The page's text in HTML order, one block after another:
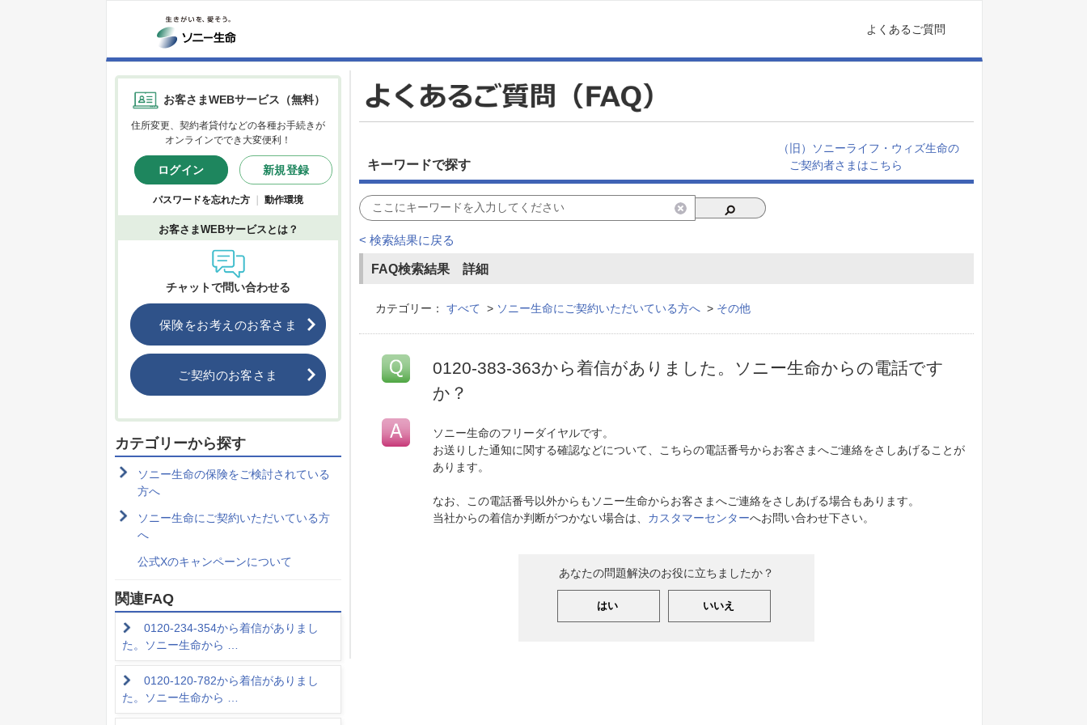
よくあるご質問
お客さまWEBサービス（無料）
住所変更、契約者貸付などの各種お手続きが
オンラインででき大変便利！
ログイン 新規登録
パスワードを忘れた方 動作環境
お客さまWEBサービスとは？
チャットで問い合わせる
保険をお考えのお客さま
ご契約のお客さま
カテゴリーから探す
ソニー生命の保険をご検討されている
方へ
ソニー生命にご契約いただいている方
へ
公式Xのキャンペーンについて
関連FAQ
0120-234-354から着信がありまし
た。ソニー生命から …
0120-120-782から着信がありまし
た。ソニー生命から …
キーワードで探す
（旧）ソニーライフ・ウィズ生命の
ご契約者さまはこちら
< 検索結果に戻る
FAQ検索結果 詳細
カテゴリー： すべて > ソニー生命にご契約いただいている方へ > その他
0120-383-363から着信がありました。ソニー生命からの電話です
か？
ソニー生命のフリーダイヤルです。
お送りした通知に関する確認などについて、こちらの電話番号からお客さまへご連絡をさしあげることが
あります。
なお、この電話番号以外からもソニー生命からお客さまへご連絡をさしあげる場合もあります。
当社からの着信か判断がつかない場合は、 カスタマーセンターへお問い合わせ下さい。
あなたの問題解決のお役に立ちましたか？